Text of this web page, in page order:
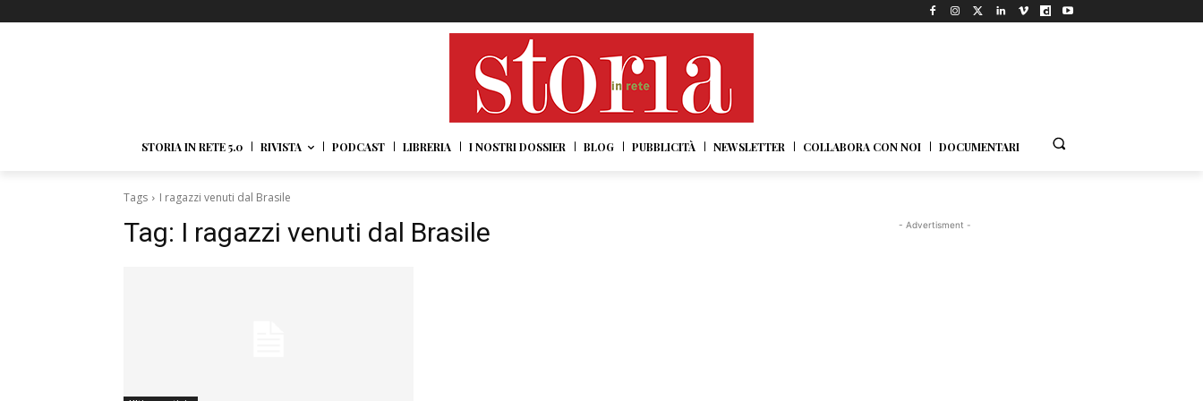
STORIA IN RETE 5.0 RIVISTA PODCAST LIBRERIA I NOSTRI DOSSIER BLOG PUBBLICITÀ NEWSLETTER COLLABORA CON NOI DOCUMENTARI
Tags I ragazzi venuti dal Brasile
Tag: I ragazzi venuti dal Brasile - Advertisment -